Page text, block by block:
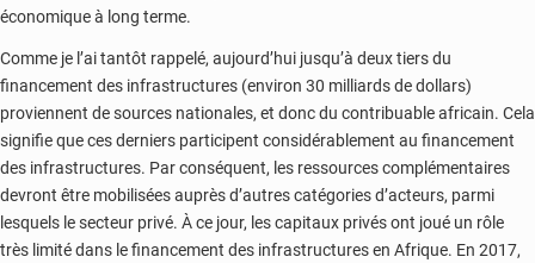
économique à long terme.
Comme je l’ai tantôt rappelé, aujourd’hui jusqu’à deux tiers du
financement des infrastructures (environ 30 milliards de dollars)
proviennent de sources nationales, et donc du contribuable africain. Cela
signifie que ces derniers participent considérablement au financement
des infrastructures. Par conséquent, les ressources complémentaires
devront être mobilisées auprès d’autres catégories d’acteurs, parmi
lesquels le secteur privé. À ce jour, les capitaux privés ont joué un rôle
très limité dans le financement des infrastructures en Afrique. En 2017,